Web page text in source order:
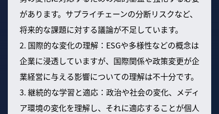
があります。サプライチェーンの分断リスクなど、
将来的な課題に対する議論が不足しています。
2. 国際的な変化の理解：ESGや多様性などの概念は
企業に浸透していますが、国際関係や政策変更が企
業経営に与える影響についての理解は不十分です。
3. 継続的な学習と適応：政治や社会の変化、メディ
ア環境の変化を理解し、それに適応することが個人